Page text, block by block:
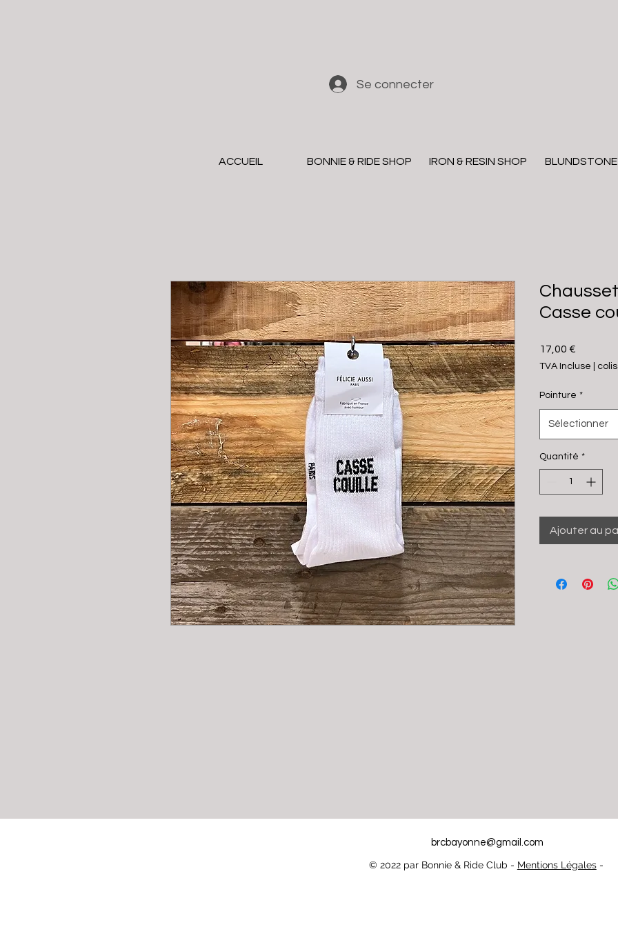
Se connecter
ACCUEIL BONNIE & RIDE SHOP IRON & RESIN SHOP
Casse
17,00 €
TVA Incluse
Pointure *
Sélectionner
Quantité *
Ajouter au
brcbayonne@gmail.com
© 2022 par Bonnie & Ride Club - Mentions Légales-